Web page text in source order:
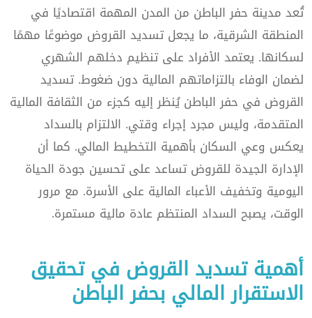
تُعد مدينة حفر الباطن من المدن المهمة اقتصاديًا في
المنطقة الشرقية، ما يجعل تسديد القروض موضوعًا مهمًا
لسكانها. يعتمد الأفراد على تنظيم دخلهم الشهري
لضمان الوفاء بالتزاماتهم المالية دون ضغوط. تسديد
القروض في حفر الباطن يُنظر إليه كجزء من الثقافة المالية
المتقدمة، وليس مجرد إجراء وقتي. الالتزام بالسداد
يعكس وعي السكان بأهمية التخطيط المالي. كما أن
الإدارة الجيدة للقروض تساعد على تحسين جودة الحياة
اليومية وتخفيف الأعباء المالية على الأسرة. مع مرور
الوقت، يصبح السداد المنتظم عادة مالية مستمرة.
أهمية تسديد القروض في تحقيق
الاستقرار المالي بحفر الباطن